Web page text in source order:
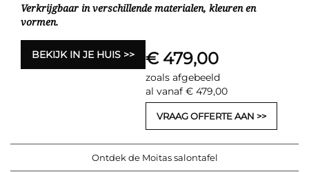
Verkrijgbaar in verschillende materialen, kleuren en
vormen.
BEKIJK IN JE HUIS € 479,00
zoals afgebeeld
al vanaf € 479,00
VRAAG OFFERTE AAN
Ontdek de Moitas salontafel